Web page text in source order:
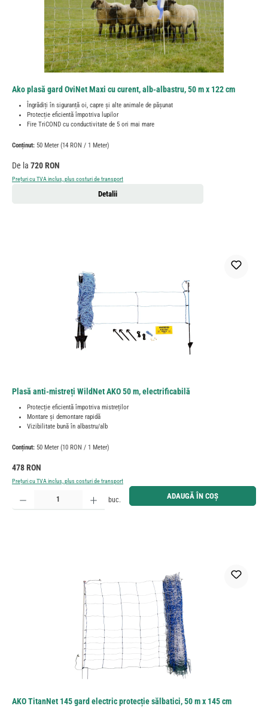
Ako plasă gard OviNet Maxi cu curent, alb-albastru, 50 m x 122 cm
Îngrădiți în siguranță oi, capre și alte animale de pășunat
Protecție eficientă împotriva lupilor
Fire TriCOND cu conductivitate de 5 ori mai mare
Conținut: 50 Meter (14 RON / 1 Meter)
Preț obișnuit:
De la 720 RON
Prețuri cu TVA inclus, plus costuri de transport
Detalii
Plasă anti-mistreți WildNet AKO 50 m, electrificabilă
Protecție eficientă împotriva mistreților
Montare și demontare rapidă
Vizibilitate bună în albastru/alb
Conținut: 50 Meter (10 RON / 1 Meter)
Preț obișnuit:
478 RON
Prețuri cu TVA inclus, plus costuri de transport
Cantitate produs: Introduceți cantitatea dorită sau utilizați butoanele pentru a mări sau micșora
buc. ADAUGĂ ÎN COȘ
AKO TitanNet 145 gard electric protecție sălbatici, 50 m x 145 cm